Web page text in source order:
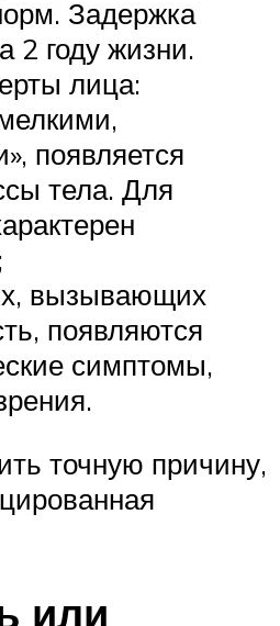
Задержка
2 году жизни.
лица:
появляется
тела. Для
вызывающих
появляются
симптомы,
точную причину,
или